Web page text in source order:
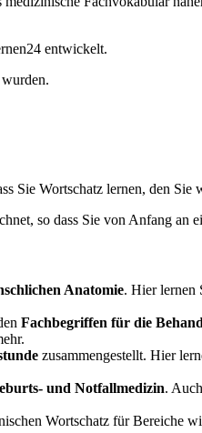
entwickelt.
Sie Wortschatz lernen, den
so dass Sie von Anfang an
Anatomie. Hier lernen
Fachbegriffen für die
zusammengestellt. Hier
und Notfallmedizin.
Wortschatz für Bereiche